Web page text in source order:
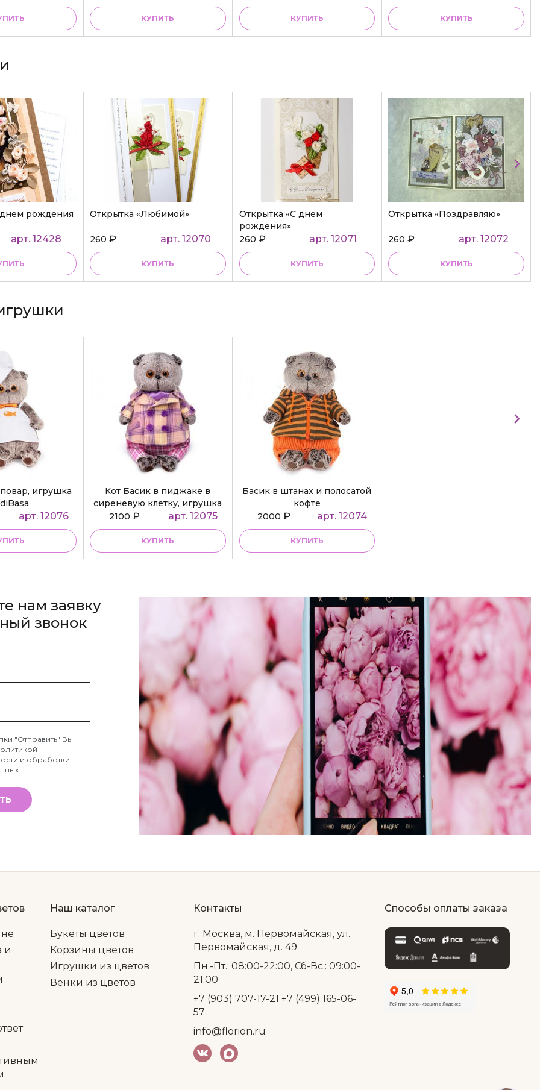
КУПИТЬ КУПИТЬ КУПИТЬ
рождения
арт. 12428
Открытка «Любимой»
260 ₽ арт. 12070
КУПИТЬ
Открытка «С днем
рождения»
260 ₽ арт. 12071
КУПИТЬ
Открытка «Поздравляю»
260₽ арт. 12072
КУПИТЬ
игрушка
арт. 12076
Кот Басик в пиджаке в
сиреневую клетку, игрушка
BudiBasa
2100₽ арт. 12075
КУПИТЬ
Басик в штанах и полосатой
кофте
2000 ₽ арт. 12074
КУПИТЬ
нам заявку
звонок
"Отправить" Вы
и обработки
и
Наш каталог
Букеты цветов
Корзины цветов
Игрушки из цветов
Венки из цветов
Контакты
г. Москва, м. Первомайская, ул.
Первомайская, д. 49
Пн.-Пт.: 08:00-22:00, Сб-Вс.: 09:00-
21:00
+7 (903) 707-17-21 +7 (499) 165-06-
57
info@florion.ru
Способы оплаты заказа